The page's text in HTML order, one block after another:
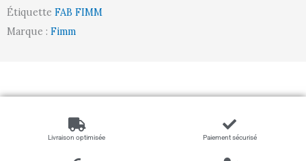
Étiquette FAB FIMM
Marque : Fimm
Livraison optimisée Paiement sécurisé